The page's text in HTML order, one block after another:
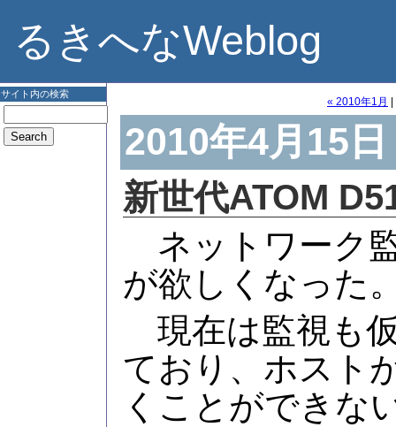
るきへなWeblog
サイト内の検索
« 2010年1月
2010年4月15日
新世代ATOM
ネットワーク
が欲しくなった
現在は監視も
ており、ホスト
くことができな